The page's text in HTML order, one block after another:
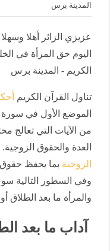
المدينة برس
عزيزي الزائر أهلا
اليوم حق المرأة في
الكريم - المدينة برس
تناول القرآن الكريم
الموضع الأول في
من الآيات التي تعالج
العدة والحقوق
الزوجية بما يحفظ حقوق
وفي السطور التالية
والمرأة ما بعد الطلاق
آداب ما بعد